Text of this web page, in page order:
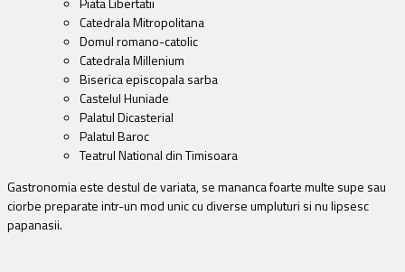
Catedrala Mitropolitana
Domul romano-catolic
Catedrala Millenium
Biserica episcopala sarba
Castelul Huniade
Palatul Dicasterial
Palatul Baroc
Teatrul National din Timisoara
Gastronomia este destul de variata, se mananca foarte multe supe sau
ciorbe preparate intr-un mod unic cu diverse umpluturi si nu lipsesc
papanasii.